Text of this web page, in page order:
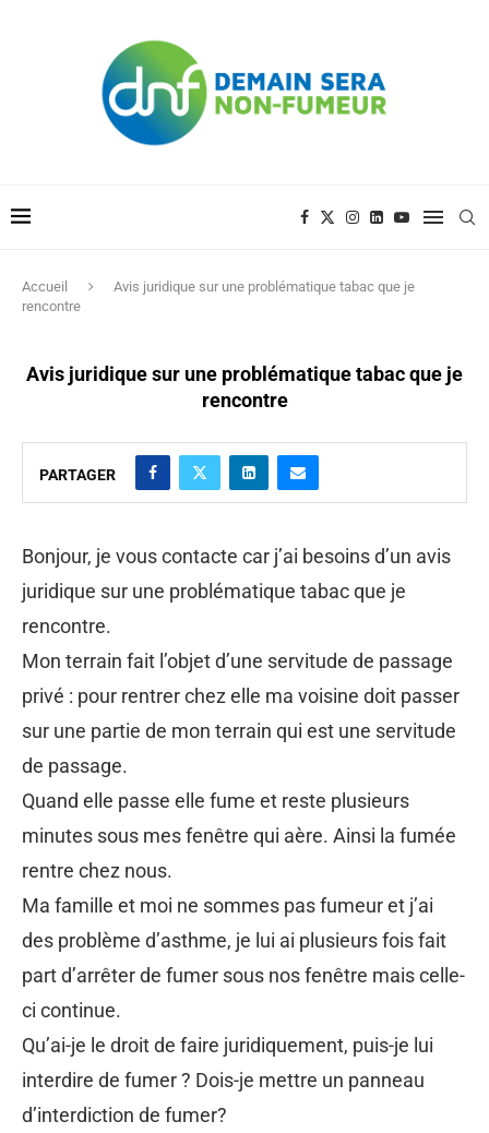
Accueil
Avis juridique sur une problématique tabac que je
rencontre
Avis juridique sur une problématique tabac que je
rencontre
PARTAGER
Bonjour, je vous contacte car j’ai besoins d’un avis
juridique sur une problématique tabac que je
rencontre.
Mon terrain fait l’objet d’une servitude de passage
privé : pour rentrer chez elle ma voisine doit passer
sur une partie de mon terrain qui est une servitude
de passage.
Quand elle passe elle fume et reste plusieurs
minutes sous mes fenêtre qui aère. Ainsi la fumée
rentre chez nous.
Ma famille et moi ne sommes pas fumeur et j’ai
des problème d’asthme, je lui ai plusieurs fois fait
part d’arrêter de fumer sous nos fenêtre mais celle-
ci continue.
Qu’ai-je le droit de faire juridiquement, puis-je lui
interdire de fumer ? Dois-je mettre un panneau
d’interdiction de fumer?